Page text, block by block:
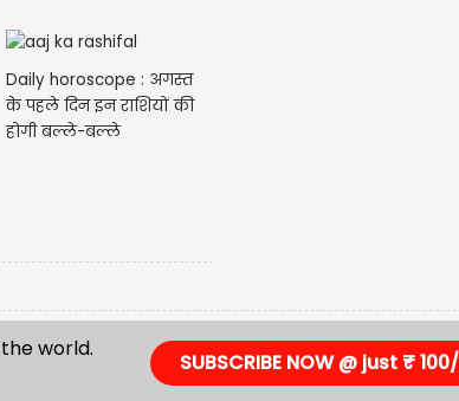
Daily horoscope : अगस्त
के पहले दिन इन राशियों की
होगी बल्ले-बल्ले
world.
SUBSCRIBE NOW @ just ₹